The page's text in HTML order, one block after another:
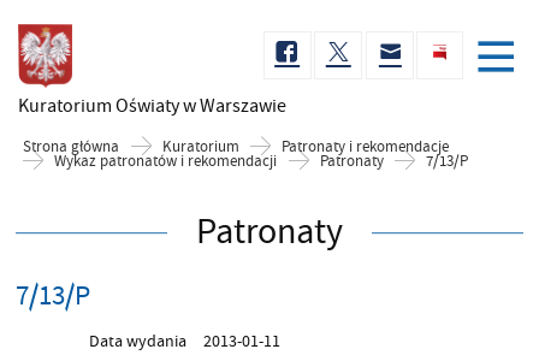
Kuratorium Oświatyw Warszawie
Strona główna Kuratorium Patronaty i rekomendacje
Wykaz patronatów i rekomendacji Patronaty 7/13/P
Patronaty
7/13/P
Data wydania
2013-01-11